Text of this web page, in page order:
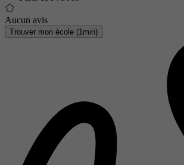
Aucun avis
Trouver mon école (1min)